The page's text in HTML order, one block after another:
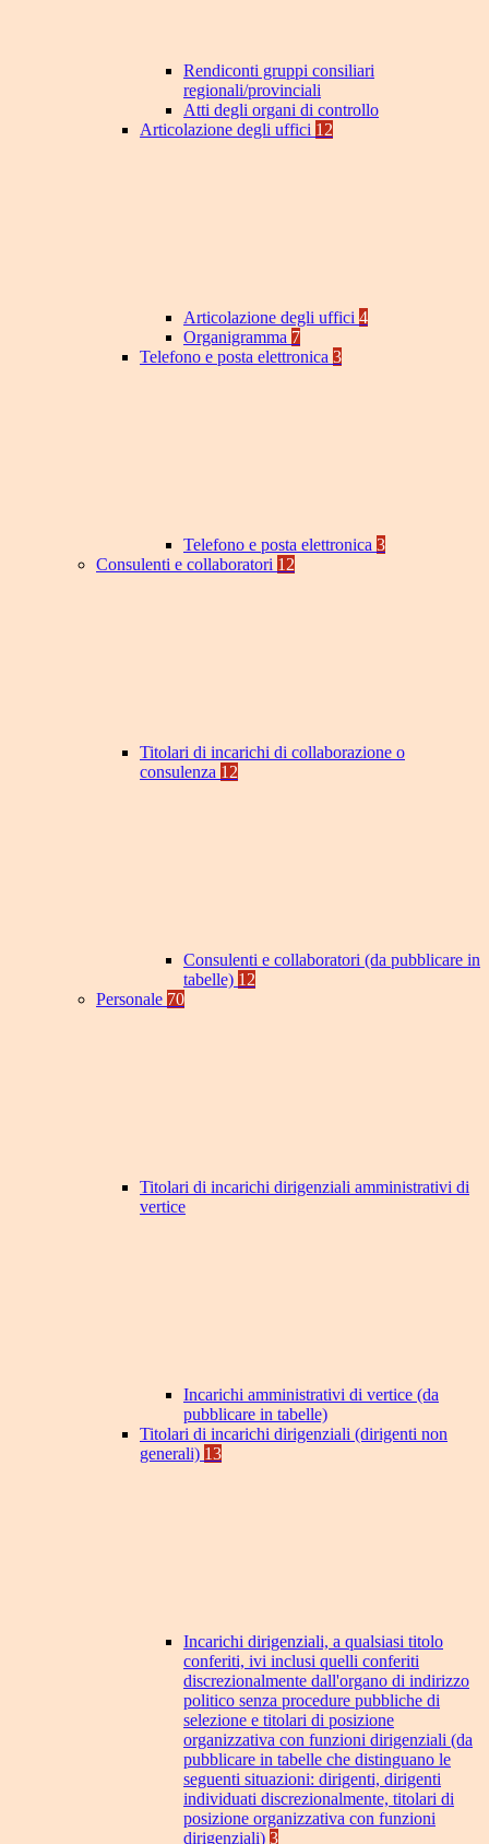
Rendiconti gruppi consiliari
regionali/provinciali
Atti degli organi di controllo
Articolazione degli uffici 12
Articolazione degli uffici 4
Organigramma 7
Telefono e posta elettronica 3
Telefono e posta elettronica 3
Consulenti e collaboratori 12
Titolari di incarichi di collaborazione o
consulenza 12
Consulenti e collaboratori (da pubblicare in
tabelle) 12
Personale 70
Titolari di incarichi dirigenziali amministrativi di
vertice
Incarichi amministrativi di vertice (da
pubblicare in tabelle)
Titolari di incarichi dirigenziali (dirigenti non
generali) 13
Incarichi dirigenziali, a qualsiasi titolo
conferiti, ivi inclusi quelli conferiti
discrezionalmente dall'organo di indirizzo
politico senza procedure pubbliche di
selezione e titolari di posizione
organizzativa con funzioni dirigenziali (da
pubblicare in tabelle che distinguano le
seguenti situazioni: dirigenti, dirigenti
individuati discrezionalmente, titolari di
posizione organizzativa con funzioni
dirigenziali) 3